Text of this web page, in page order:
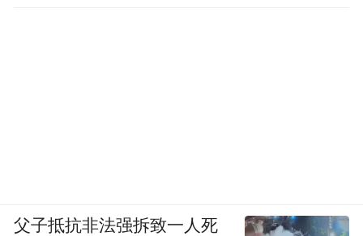
父子抵抗非法强拆致一人死